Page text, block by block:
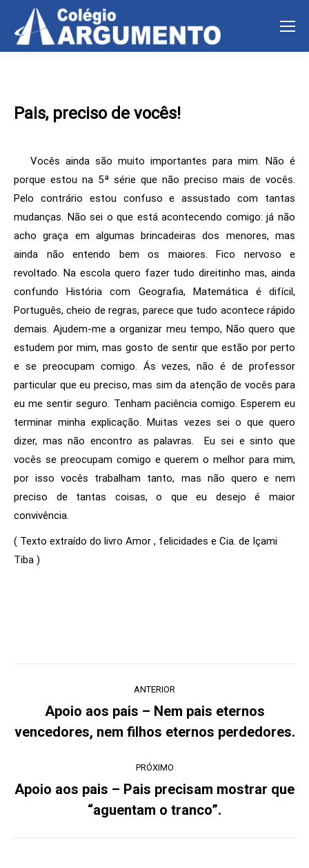
Pais, preciso de vocês!
Vocês ainda são muito importantes para mim. Não é
porque estou na 5ª série que não preciso mais de vocês.
Pelo contrário estou confuso e assustado com tantas
mudanças. Não sei o que está acontecendo comigo: já não
acho graça em algumas brincadeiras dos menores, mas
ainda não entendo bem os maiores. Fico nervoso e
revoltado. Na escola quero fazer tudo direitinho mas, ainda
confundo História com Geografia, Matemática é difícil,
Português, cheio de regras, parece que tudo acontece rápido
demais. Ajudem-me a organizar meu tempo, Não quero que
estudem por mim, mas gosto de sentir que estão por perto
e se preocupam comigo. Ás vezes, não é de professor
particular que eu preciso, mas sim da atenção de vocês para
eu me sentir seguro. Tenham paciência comigo. Esperem eu
terminar minha explicação. Muitas vezes sei o que quero
dizer, mas não encontro as palavras.Eu sei e sinto que
vocês se preocupam comigo e querem o melhor para mim,
por isso vocês trabalham tanto, mas não quero e nem
preciso de tantas coisas, o que eu desejo é maior
convivência.
( Texto extraído do livro Amor , felicidades e Cia. de Içami
Tiba )
post:
ANTERIOR
Post
anterior:
Apoio aos pais – Nem pais eternos
vencedores, nem filhos eternos perdedores.
PRÓXIMO
Próximo
post:
Apoio aos pais – Pais precisam mostrar que
“aguentam o tranco”.